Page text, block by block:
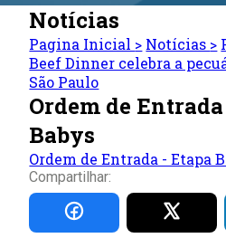
Notícias
Pagina Inicial > Notícias >
Beef Dinner celebra a
São Paulo
Ordem de
Babys
Ordem de Entrada - Etapa
Compartilhar: